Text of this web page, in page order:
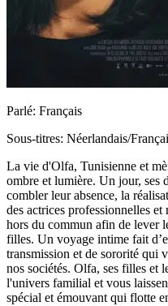
Parlé: Français
Sous-titres: Néerlandais/
La vie d'Olfa, Tunisienne et
ombre et lumière. Un jour, ses
combler leur absence, la
des actrices professionnelles
hors du commun afin de lever
filles. Un voyage intime fait
transmission et de sororité qui
nos sociétés. Olfa, ses filles et
l'univers familial et vous
spécial et émouvant qui flotte